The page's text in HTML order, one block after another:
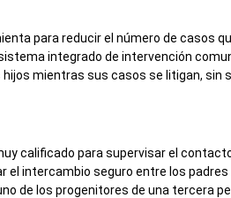
para reducir el número de casos
integrado de intervención
mientras sus casos se litigan, sin
calificado para supervisar el
intercambio seguro entre los
de los progenitores de una tercera